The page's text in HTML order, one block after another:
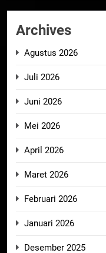
Archives
Agustus 2026
Juli 2026
Juni 2026
Mei 2026
April 2026
Maret 2026
Februari 2026
Januari 2026
Desember 2025